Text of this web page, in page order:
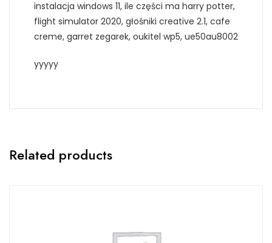
instalacja windows 11, ile części ma harry potter,
flight simulator 2020, głośniki creative 2.1, cafe
creme, garret zegarek, oukitel wp5, ue50au8002
yyyyy
Related products